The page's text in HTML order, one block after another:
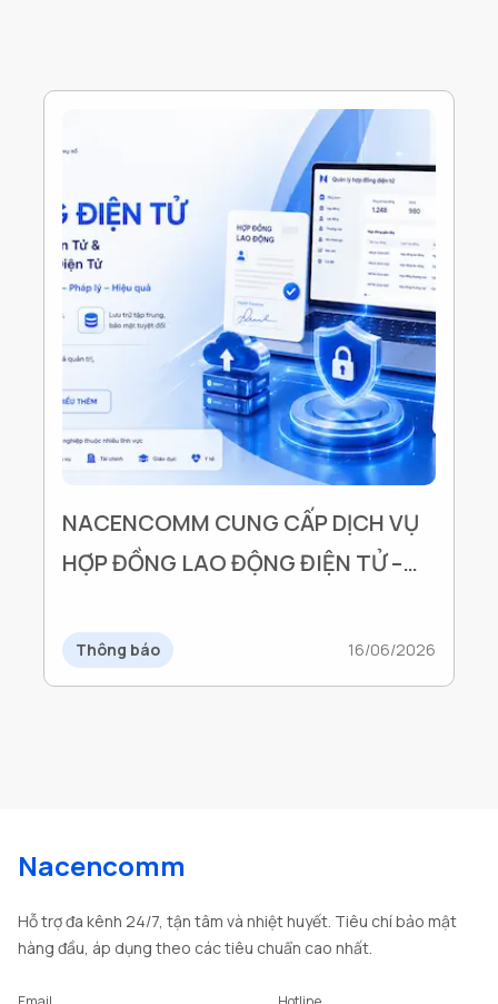
NACENCOMM CUNG CẤP DỊCH VỤ
HỢP ĐỒNG LAO ĐỘNG ĐIỆN TỬ –
DOANH NGHIỆP TRONG GIAI ĐOẠN
CHUYỂN ĐỔI SỐ
Thông báo 16/06/2026
Nacencomm
Hỗ trợ đa kênh 24/7, tận tâm và nhiệt huyết. Tiêu chí bảo mật
hàng đầu, áp dụng theo các tiêu chuẩn cao nhất.